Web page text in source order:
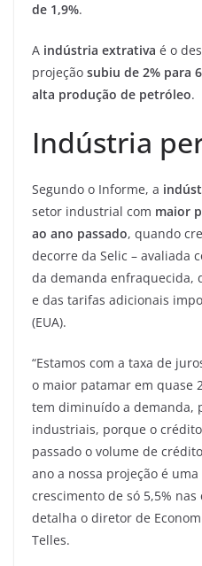
de 1,9%.
A indústria extrativa é o
projeção subiu de 2% para
alta produção de petróleo.
Indústria
Segundo o Informe, a
setor industrial com maior
ao ano passado, quando
decorre da Selic – avaliada
da demanda enfraquecida,
e das tarifas adicionais
(EUA).
“Estamos com a taxa de
o maior patamar em quase
tem diminuído a demanda,
industriais, porque o
passado o volume de
ano a nossa projeção é
crescimento de só 5,5% nas
detalha o diretor de
Telles.